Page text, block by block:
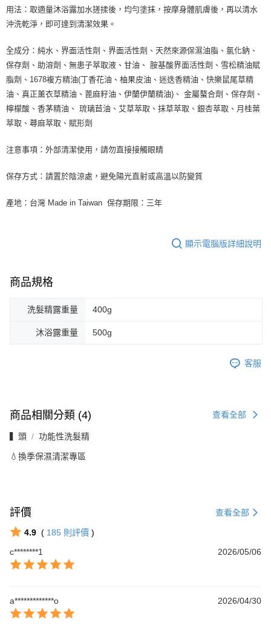
用法：取適量沐浴露加水搓揉後，均勻塗抹，按摩身體肌膚後，再以清水
沖洗乾淨，即可達到清潔效果。
全成分：純水、界面活性劑、界面活性劑、天然來源保濕油脂、氯化鈉、
保存劑、助溶劑、無患子萃取液、甘油、 胺基酸界面活性劑、雪松精油賦
脂劑、1678複方精油(丁香花油、柚果皮油、迷迭香精油、快樂鼠尾草精
油、真正薰衣草精油、蓖麻籽油、伊蘭伊蘭精油)、 金屬螯合劑、保存劑、
檸檬酸、香茅精油、 琉璃苣油、艾草萃取、抹草萃取、銀杏萃取、月桂葉
萃取、蕁麻萃取、賦形劑
注意事項：外部清潔使用，請勿直接接觸眼睛
保存方式：請置於陰涼處，避免陽光直射或高溫以防變質
產地：台灣 Made in Taiwan 保存期限：三年
顯示電腦版詳細說明
商品規格
洗髮精露重量 400g
沐浴露重量 500g
客服
商品相關分類 (4) 查看全部
▍頭 功能性洗髮精
💧換季保濕清潔專區
評價 查看全部
4.9 ( 185 則評價 )
c********1
2026/05/06
a*************o 2026/04/30